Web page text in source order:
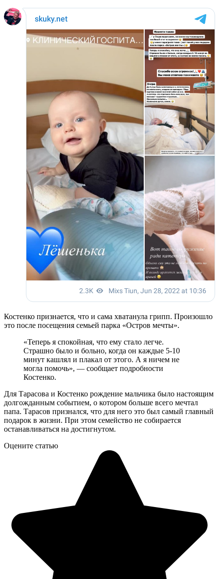
Костенко признается, что и сама хватанула грипп. Произошло
это после посещения семьей парка «Остров мечты».
«Теперь я спокойная, что ему стало легче.
Страшно было и больно, когда он каждые 5-10
минут кашлял и плакал от этого. А я ничем не
могла помочь», — сообщает подробности
Костенко.
Для Тарасова и Костенко рождение мальчика было настоящим
долгожданным событием, о котором больше всего мечтал
папа. Тарасов признался, что для него это был самый главный
подарок в жизни. При этом семейство не собирается
останавливаться на достигнутом.
Оцените статью